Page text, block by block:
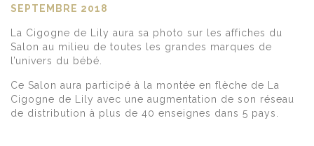
SEPTEMBRE 2018
La Cigogne de Lily aura sa photo sur les affiches du
Salon au milieu de toutes les grandes marques de
l’univers du bébé.
Ce Salon aura participé à la montée en flèche de La
Cigogne de Lily avec une augmentation de son réseau
de distribution à plus de 40 enseignes dans 5 pays.